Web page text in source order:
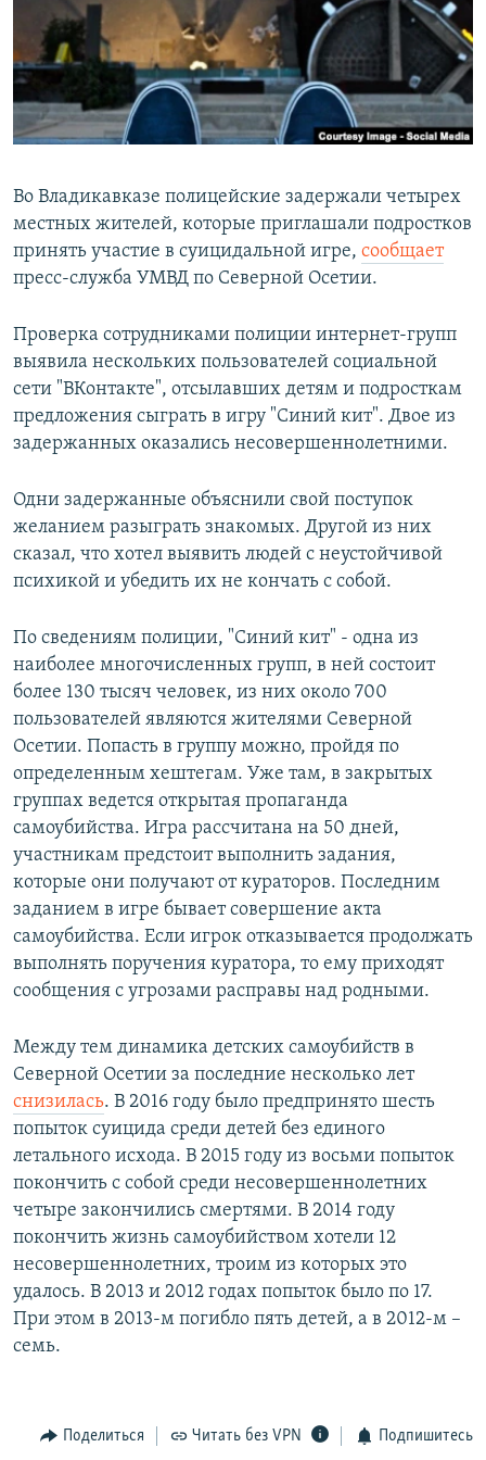
РАСПИСАНИЕ ВЕЩАНИЯ
ПОДПИШИТЕСЬ НА РАССЫЛКУ
СОЦИАЛЬНЫЕ СЕТИ
Все сайты РСЕ/РС
Во Владикавказе полицейские задержали четырех
местных жителей, которые приглашали подростков
принять участие в суицидальной игре, сообщает
пресс-служба УМВД по Северной Осетии.
Проверка сотрудниками полиции интернет-групп
выявила нескольких пользователей социальной
сети "ВКонтакте", отсылавших детям и подросткам
предложения сыграть в игру "Синий кит". Двое из
задержанных оказались несовершеннолетними.
Одни задержанные объяснили свой поступок
желанием разыграть знакомых. Другой из них
сказал, что хотел выявить людей с неустойчивой
психикой и убедить их не кончать с собой.
По сведениям полиции, "Синий кит" - одна из
наиболее многочисленных групп, в ней состоит
более 130 тысяч человек, из них около 700
пользователей являются жителями Северной
Осетии. Попасть в группу можно, пройдя по
определенным хештегам. Уже там, в закрытых
группах ведется открытая пропаганда
самоубийства. Игра рассчитана на 50 дней,
участникам предстоит выполнить задания,
которые они получают от кураторов. Последним
заданием в игре бывает совершение акта
самоубийства. Если игрок отказывается продолжать
выполнять поручения куратора, то ему приходят
сообщения с угрозами расправы над родными.
Между тем динамика детских самоубийств в
Северной Осетии за последние несколько лет
снизилась. В 2016 году было предпринято шесть
попыток суицида среди детей без единого
летального исхода. В 2015 году из восьми попыток
покончить с собой среди несовершеннолетних
четыре закончились смертями. В 2014 году
покончить жизнь самоубийством хотели 12
несовершеннолетних, троим из которых это
удалось. В 2013 и 2012 годах попыток было по 17.
При этом в 2013-м погибло пять детей, а в 2012-м –
семь.
Поделиться Читать без VPN Подпишитесь